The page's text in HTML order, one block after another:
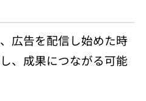
広告を配信し始めた時
、成果につながる可能